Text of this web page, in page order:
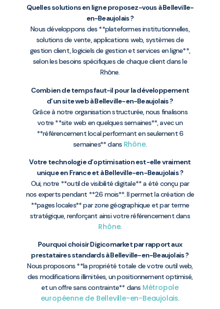
Quelles solutions en ligne proposez-vous à Belleville-
en-Beaujolais ?
Nous développons des **plateformes institutionnelles,
solutions de vente, applications web, systèmes de
gestion client, logiciels de gestion et services en ligne**,
selon les besoins spécifiques de chaque client dans le
Rhône.
Combien de temps faut-il pour la développement
d’un site web à Belleville-en-Beaujolais ?
Grâce à notre organisation structurée, nous finalisons
votre **site web en quelques semaines**, avec un
**référencement local performant en seulement 6
semaines** dans Rhône.
Votre technologie d’optimisation est-elle vraiment
unique en France et à Belleville-en-Beaujolais ?
Oui, notre **outil de visibilité digitale** a été conçu par
nos experts pendant **26 mois**. Il permet la création de
**pages locales** par zone géographique et par terme
stratégique, renforçant ainsi votre référencement dans
Rhône.
Pourquoi choisir Digicomarket par rapport aux
prestataires standards à Belleville-en-Beaujolais ?
Nous proposons **la propriété totale de votre outil web,
des modifications illimitées, un positionnement optimisé,
et un offre sans contrainte** dans Métropole
européenne de Belleville-en-Beaujolais.